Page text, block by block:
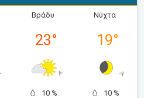
Βράδυ
23°
10 %
Νύχτα
19°
10 %